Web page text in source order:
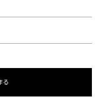
る